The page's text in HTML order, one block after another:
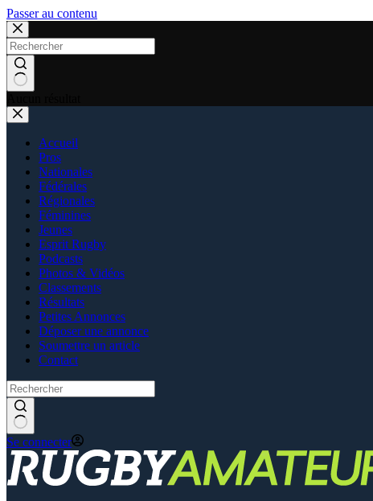
Passer au contenu
Accueil
Pros
Nationales
Fédérales
Régionales
Féminines
Jeunes
Esprit Rugby
Podcasts
Photos & Vidéos
Classements
Résultats
Petites Annonces
Déposer une annonce
Soumettre un article
Contact
Se connecter